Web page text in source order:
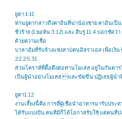
ยูดา 1:11
ท่านยูดากล่าวถึงคาอินที่ฆ่าน้องชาย คาอินเป็
ชั่วร้าย (1 ยอห์น 3:12) และ ฮีบรู 11:4 บอกชัดว่
ด้วยความเชื่อ
บาลาอัมที่รับจ้างแช่งสาปคนอิสราเอล เพื่อเงิ
22 25 31
ส่วนโคราห์ที่ดื้อดึงต่อท่านโมเสส อยู่ในกันดาร
เป็นผู้นำอย่างโมเสส และขัดขืน ปฏิเสธผู้นำ
ยูดา1:12
งานเลี้ยงนี้คือ การที่ผู้เชื่อนำอาหารมารับปร
ได้รับแบ่งปัน คนที่มีก็ได้โอกาสรับใช้ แต่คนที่ป